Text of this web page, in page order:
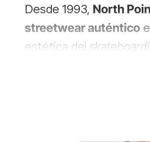
Desde 1993, North
streetwear auténtico
estética del